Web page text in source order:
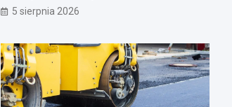
5 sierpnia 2026